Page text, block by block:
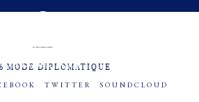
MODE DIPLOMATIQUE
TWITTER SOUNDCLOUD